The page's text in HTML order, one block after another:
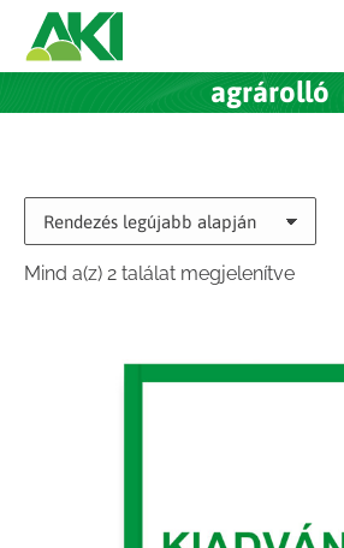
agrárolló
Mind a(z) 2 találat megjelenítveSorted